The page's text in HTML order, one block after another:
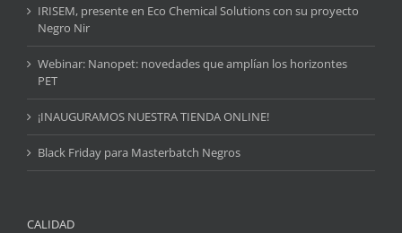
IRISEM, presente en Eco Chemical Solutions con su proyecto
Negro Nir
Webinar: Nanopet: novedades que amplían los horizontes
PET
¡INAUGURAMOS NUESTRA TIENDA ONLINE!
Black Friday para Masterbatch Negros
CALIDAD